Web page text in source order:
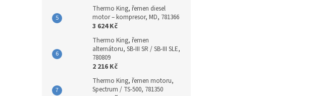
Thermo King, řemen diesel
motor – kompresor, MD, 781366
3 624 Kč
Thermo King, řemen
alternátoru, SB-III SR / SB-III SLE,
780809
2 216 Kč
Thermo King, řemen motoru,
Spectrum / TS-500, 781350